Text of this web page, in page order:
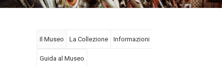
Il Museo La Collezione Informazioni
Guida al Museo